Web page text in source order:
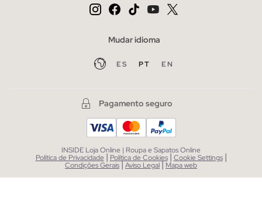
Mudar idioma
ES PT EN
Pagamento seguro
INSIDE Loja Online | Roupa e Sapatos Online
Política de Privacidade | Política de Cookies | Cookie Settings |
Condições Gerais|Aviso Legal| Mapa web